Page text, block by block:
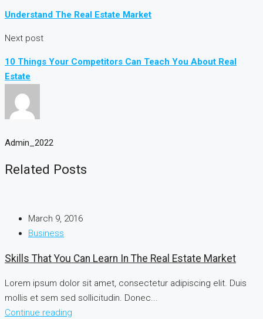
Understand The Real Estate Market
Next post
10 Things Your Competitors Can Teach You About Real
Estate
Admin_2022
Related Posts
March 9, 2016
Business
Skills That You Can Learn In The Real Estate Market
Lorem ipsum dolor sit amet, consectetur adipiscing elit. Duis
mollis et sem sed sollicitudin. Donec...
Continue reading